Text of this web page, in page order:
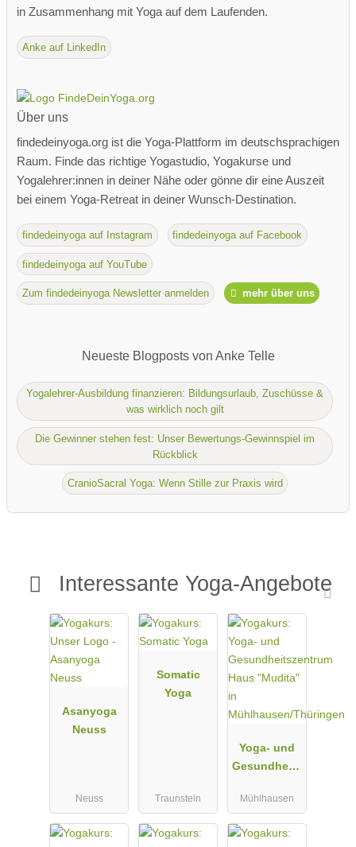
Interessante Yoga-Angebote
Asanyoga
Neuss
Neuss
Somatic
Yoga
Traunstein
Yoga- und
Gesundheits
Haus
"Mudita" in
Mühlhausen
Mühlhausen
in Zusammenhang mit Yoga auf dem Laufenden.
Anke auf LinkedIn
Über uns
findedeinyoga.org ist die Yoga-Plattform im deutschsprachigen
Raum. Finde das richtige Yogastudio, Yogakurse und
Yogalehrer:innen in deiner Nähe oder gönne dir eine Auszeit
bei einem Yoga-Retreat in deiner Wunsch-Destination.
findedeinyoga auf Instagram findedeinyoga auf Facebook
findedeinyoga auf YouTube
Zum findedeinyoga Newsletter anmelden mehr über uns
Neueste Blogposts von Anke Telle
Yogalehrer-Ausbildung finanzieren: Bildungsurlaub, Zuschüsse &
was wirklich noch gilt
Die Gewinner stehen fest: Unser Bewertungs-Gewinnspiel im
Rückblick
CranioSacral Yoga: Wenn Stille zur Praxis wird